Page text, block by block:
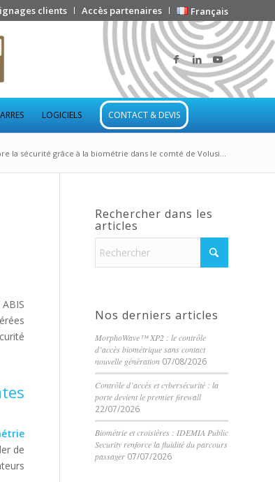
clients Accès partenaires Français
LOGICIELS CONTACT & DEVIS
la sécurité grâce à la biométrie dans le comté de Volusi...
de
Rechercher dans les
articles
Nos derniers articles
MorphoWave™ XP2 : le contrôle
d’accès biométrique sans contact
nouvelle génération 07/08/2026
Contrôle d’accès et cybersécurité : la
porte devient le premier firewall
22/07/2026
Biométrie et croisières : IDEMIA Public
Security renforce la fluidité du parcours
passager 07/07/2026